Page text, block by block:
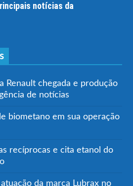
notícias da
Renault chegada e produção
de notícias
biometano em sua operação
recíprocas e cita etanol do
da marca Lubrax no